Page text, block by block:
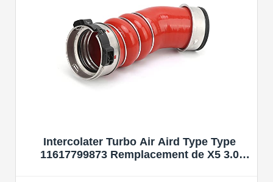
Intercolater Turbo Air Aird Type Type
11617799873 Remplacement de X5 3.0